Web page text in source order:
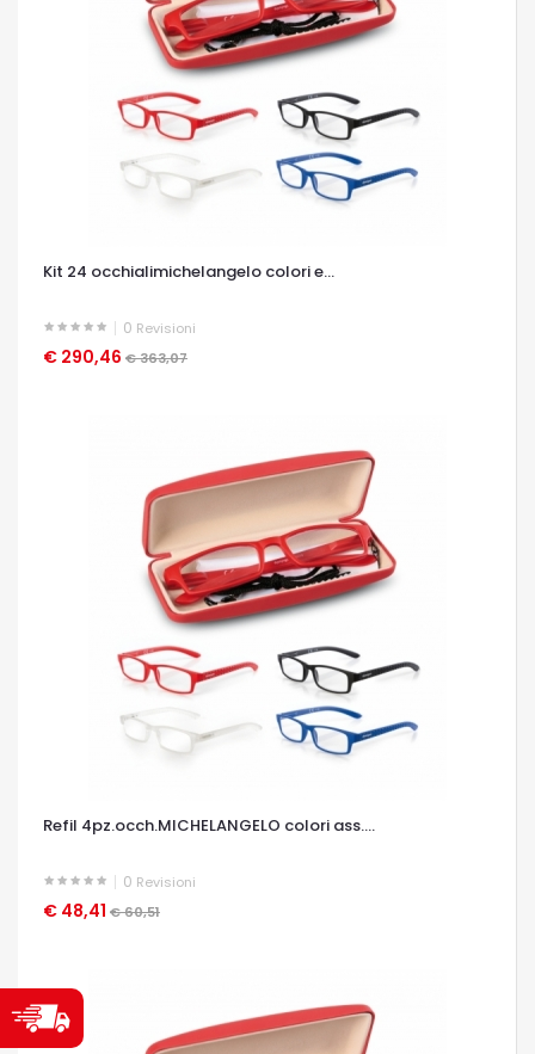
Kit 24 occhialimichelangelo colori e...
0 Revisioni
€ 290,46 € 363,07
OCCHIATA VELOCE
Refil 4pz.occh.MICHELANGELO colori ass....
0 Revisioni
€ 48,41 € 60,51
OCCHIATA VELOCE